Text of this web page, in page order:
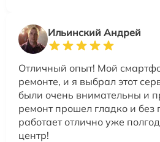
Ильинский Андрей
Отличный опыт! Мой
ремонте, и я выбрал этот
были очень внимательны и
ремонт прошел гладко и без
работает отлично уже
центр!